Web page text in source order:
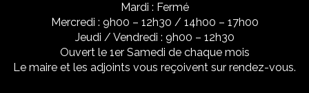
Mardi : Fermé
Mercredi : 9h00 – 12h30 / 14h00 – 17h00
Jeudi / Vendredi : 9h00 – 12h30
Ouvert le 1er Samedi de chaque mois
Le maire et les adjoints vous reçoivent sur rendez-vous.